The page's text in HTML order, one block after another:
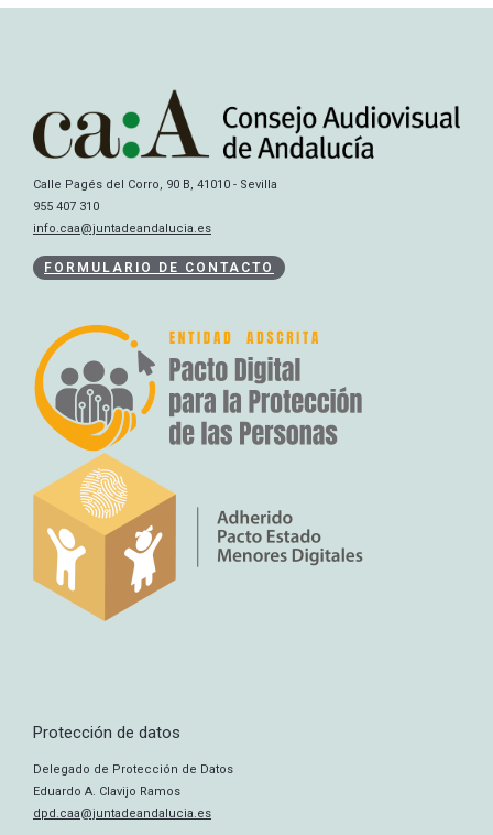
Calle Pagés del Corro, 90 B, 41010 - Sevilla
955 407 310
info.caa@juntadeandalucia.es
FORMULARIO DE CONTACTO
Protección de datos
Delegado de Protección de Datos
Eduardo A. Clavijo Ramos
dpd.caa@juntadeandalucia.es